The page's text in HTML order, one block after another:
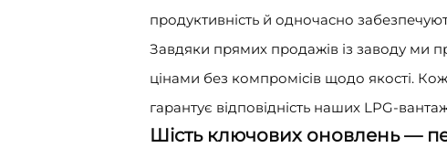
продуктивність й одночасно
Завдяки прямих продажів із заводу ми
цінами без компромісів щодо якості.
гарантує відповідність наших LPG-
Шість ключових оновлень —